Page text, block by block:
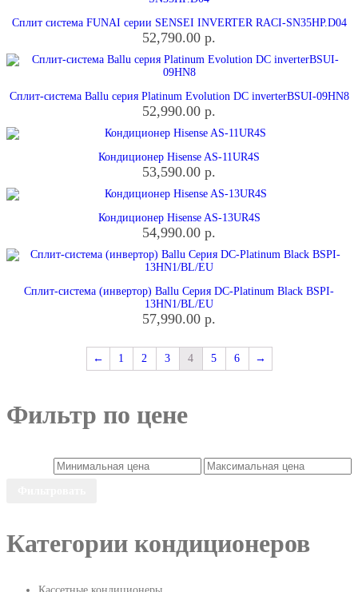
Сплит система FUNAI серии SENSEI INVERTER RACI-SN35HP.D04
52,790.00 р.
Сплит-система Ballu серия Platinum Evolution DC inverterBSUI-09HN8
52,990.00 р.
Кондиционер Hisense AS-11UR4S
53,590.00 р.
Кондиционер Hisense AS-13UR4S
54,990.00 р.
Сплит-система (инвертор) Ballu Серия DC-Platinum Black BSPI-
13HN1/BL/EU
57,990.00 р.
← 1 2 3 4 5 6 →
Фильтр по цене
Категории кондиционеров